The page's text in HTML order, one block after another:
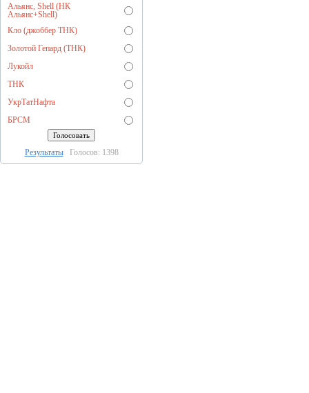
Альянс, Shell (НК
Альянс+Shell)
Кло (джоббер ТНК)
Золотой Гепард (ТНК)
Лукойл
ТНК
УкрТатНафта
БРСМ
РезультатыГолосов: 1398